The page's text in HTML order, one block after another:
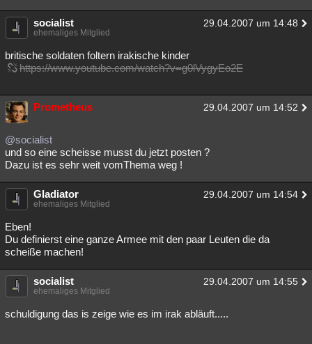
socialist 29.04.2007 um 14:48
ehemaliges Mitglied
britische soldaten foltern irakische kinder
https://www.youtube.com/watch?v=g0lVygyEo2E
Prometheus 29.04.2007 um 14:52
@socialist
und so eine scheisse musst du jetzt posten ?
Dazu ist es sehr weit vomThema weg !
Gladiator 29.04.2007 um 14:54
ehemaliges Mitglied
Eben!
Du definierst eine ganze Armee mit den paar Leuten die da
scheiße machen!
socialist 29.04.2007 um 14:55
ehemaliges Mitglied
schuldigung das is zeige wie es im irak abläuft.....